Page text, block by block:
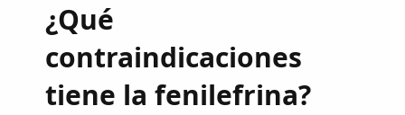
¿Qué
contraindicaciones
tiene la fenilefrina?